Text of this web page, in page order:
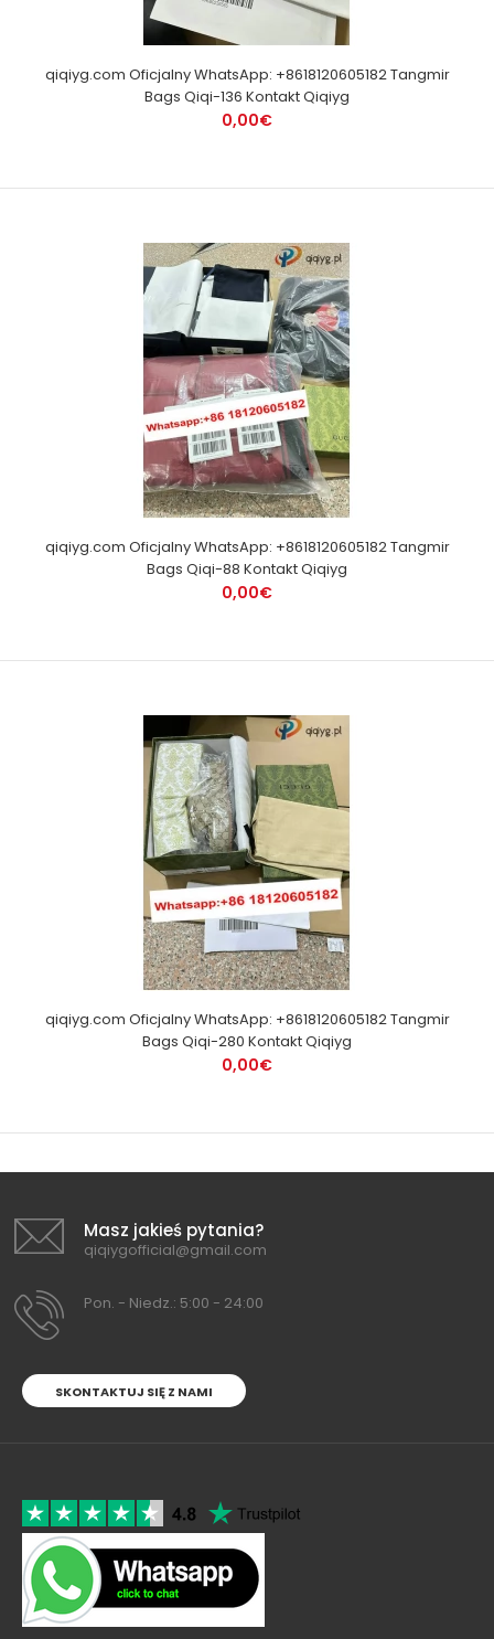
qiqiyg.com Oficjalny WhatsApp: +8618120605182 Tangmir
Bags Qiqi-136 Kontakt Qiqiyg
0,00€
qiqiyg.com Oficjalny WhatsApp: +8618120605182 Tangmir
Bags Qiqi-88 Kontakt Qiqiyg
0,00€
qiqiyg.com Oficjalny WhatsApp: +8618120605182 Tangmir
Bags Qiqi-280 Kontakt Qiqiyg
0,00€
Masz jakieś pytania?
qiqiygofficial@gmail.com
Pon. - Niedz.: 5:00 - 24:00
SKONTAKTUJ SIĘ Z NAMI